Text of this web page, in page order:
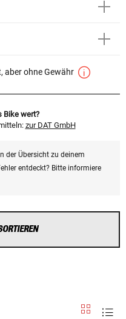
aber ohne Gewähr
Bike wert?
zur DAT GmbH
der Übersicht zu deinem
entdeckt? Bitte informiere